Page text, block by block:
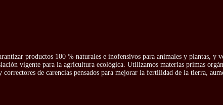
productos 100 % naturales e inofensivos para animales y plantas, y
vigente para la agricultura ecológica. Utilizamos materias primas
de carencias pensados para mejorar la fertilidad de la tierra,